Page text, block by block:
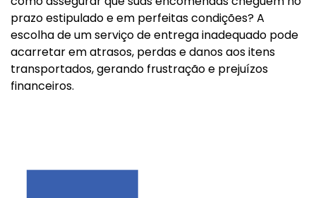
prazo estipulado e em perfeitas condições? A
escolha de um serviço de entrega inadequado pode
acarretar em atrasos, perdas e danos aos itens
transportados, gerando frustração e prejuízos
financeiros.